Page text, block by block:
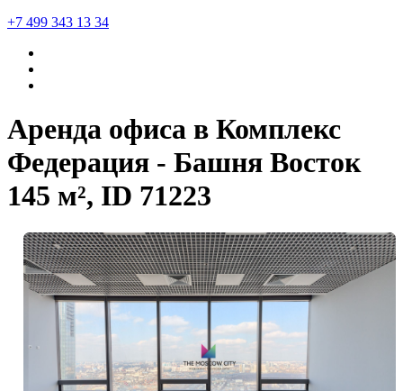
+7 499 343 13 34
Аренда офиса в Комплекс
Федерация - Башня Восток
145 м², ID 71223